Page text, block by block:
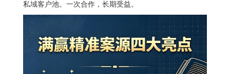
私域客户池。一次合作，长期受益。